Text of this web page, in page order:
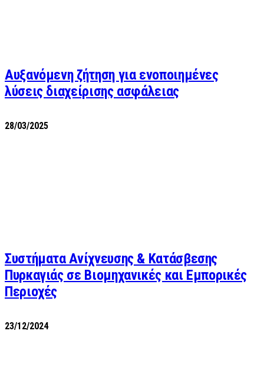
Αυξανόμενη ζήτηση για ενοποιημένες
λύσεις διαχείρισης ασφάλειας
28/03/2025
Συστήματα Ανίχνευσης & Κατάσβεσης
Πυρκαγιάς σε Βιομηχανικές και Εμπορικές
Περιοχές
23/12/2024